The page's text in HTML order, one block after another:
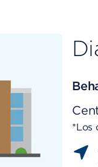
*Los